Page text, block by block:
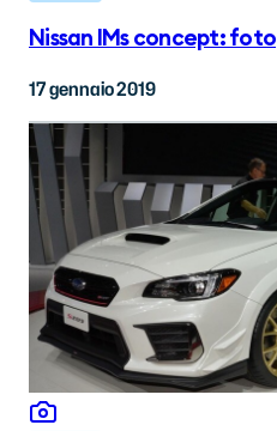
Nissan IMs concept: foto
17 gennaio 2019